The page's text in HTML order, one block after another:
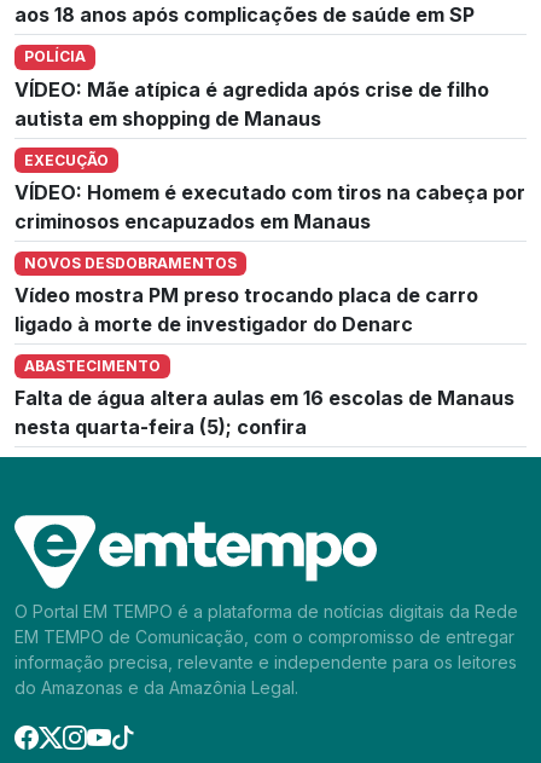
aos 18 anos após complicações de saúde em SP
POLÍCIA
VÍDEO: Mãe atípica é agredida após crise de filho
autista em shopping de Manaus
EXECUÇÃO
VÍDEO: Homem é executado com tiros na cabeça por
criminosos encapuzados em Manaus
NOVOS DESDOBRAMENTOS
Vídeo mostra PM preso trocando placa de carro
ligado à morte de investigador do Denarc
ABASTECIMENTO
Falta de água altera aulas em 16 escolas de Manaus
nesta quarta-feira (5); confira
O Portal EM TEMPO é a plataforma de notícias digitais da Rede
EM TEMPO de Comunicação, com o compromisso de entregar
informação precisa, relevante e independente para os leitores
do Amazonas e da Amazônia Legal.